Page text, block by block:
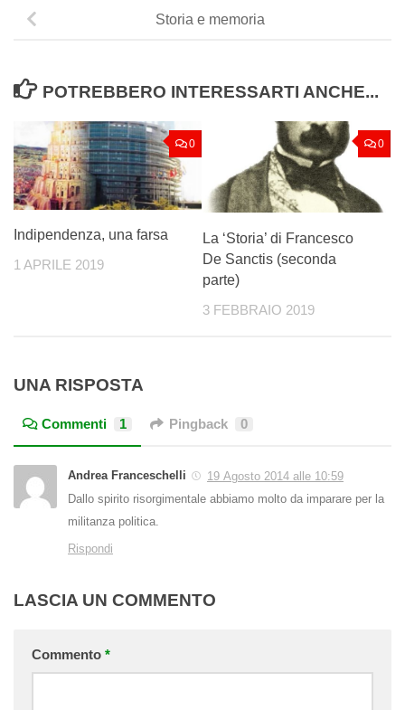
Storia e memoria
POTREBBERO INTERESSARTI ANCHE...
0
Indipendenza, una farsa
1 APRILE 2019
0
La ‘Storia’ di Francesco
De Sanctis (seconda
parte)
3 FEBBRAIO 2019
UNA RISPOSTA
Commenti 1 Pingback 0
Andrea Franceschelli
19 Agosto 2014 alle 10:59
Dallo spirito risorgimentale abbiamo molto da imparare per la
militanza politica.
Rispondi
LASCIA UN COMMENTO
Commento *